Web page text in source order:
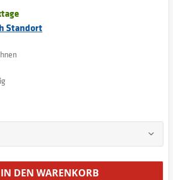
Standort
IN DEN WARENKORB